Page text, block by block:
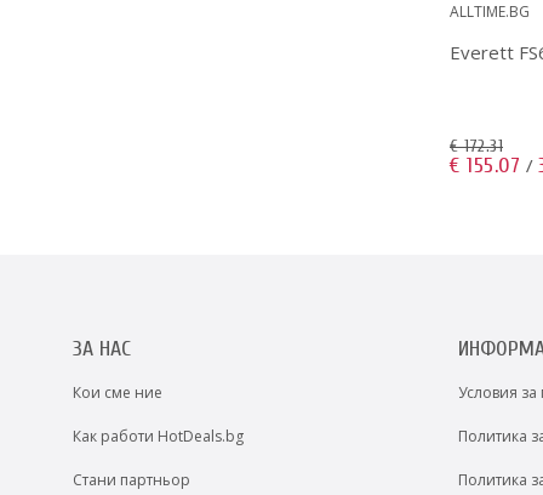
ALLTIME.BG
Everett
€ 172.31
€ 155.07 /
ЗА НАС
Кои сме ние
Как работи HotDeals.bg
Стани партньор
Условия за
Политика
Политика